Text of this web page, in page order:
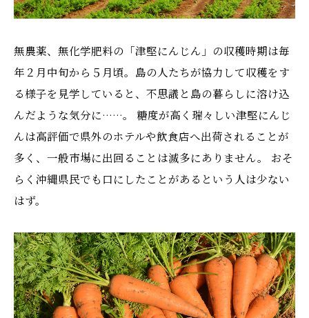
無農薬、無化学肥料の「津堅にんじん」の収穫時期は毎
年２月中旬から５月頃。島の人たちが協力して収穫をす
る様子を見学していると、不思議と島の暮らしに溶け込
んだような気分に……。 糖度が高く瑞々しい津堅にんじ
んは高評価で県外のホテルや飲食店へ出荷されることが
多く、一般市場に出回ることは滅多にありません。 おそ
らく沖縄県民でも口にしたことがあるという人は少ない
はず。